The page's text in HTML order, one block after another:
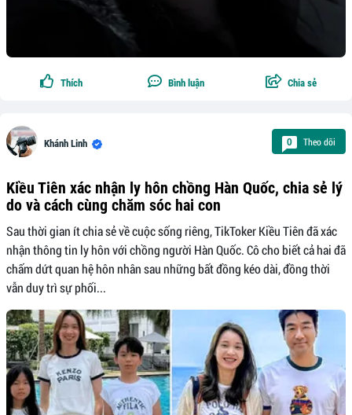
Thích Bình luận Chia sẻ
Khánh Linh 0 Theo dõi
Kiều Tiên xác nhận ly hôn chồng Hàn Quốc, chia sẻ lý
do và cách cùng chăm sóc hai con
Sau thời gian ít chia sẻ về cuộc sống riêng, TikToker Kiều Tiên đã xác
nhận thông tin ly hôn với chồng người Hàn Quốc. Cô cho biết cả hai đã
chấm dứt quan hệ hôn nhân sau những bất đồng kéo dài, đồng thời
vẫn duy trì sự phối...